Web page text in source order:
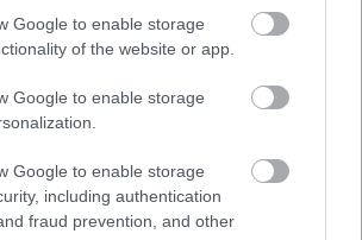
Google to enable storage
of the website or app.
Google to enable storage
Google to enable storage
including authentication
fraud prevention, and other
dagály szippantja a
törmelékét, úgy fogadja
zenéje a macedón čoček--t a ...